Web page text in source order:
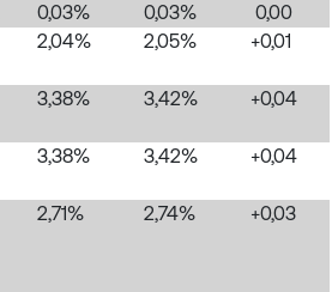
0,03% 0,03%
0,00
2,04% 2,05% +0,01
3,38% 3,42% +0,04
3,38% 3,42% +0,04
2,71% 2,74% +0,03